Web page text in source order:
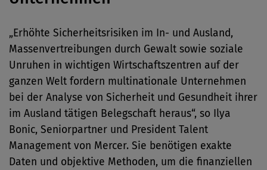
„Erhöhte Sicherheitsrisiken im In- und Ausland,
Massenvertreibungen durch Gewalt sowie soziale
Unruhen in wichtigen Wirtschaftszentren auf der
ganzen Welt fordern multinationale Unternehmen
bei der Analyse von Sicherheit und Gesundheit ihrer
im Ausland tätigen Belegschaft heraus“, so Ilya
Bonic, Seniorpartner und President Talent
Management von Mercer. Sie benötigen exakte
Daten und objektive Methoden, um die finanziellen